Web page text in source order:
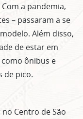
a pandemia,
– passaram a se
Além disso,
de estar em
ônibus e
de pico.
Centro de São